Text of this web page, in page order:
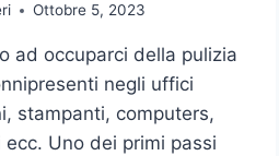
Ottobre 5, 2023
ad occuparci della pulizia
negli uffici
stampanti, computers,
Uno dei primi passi